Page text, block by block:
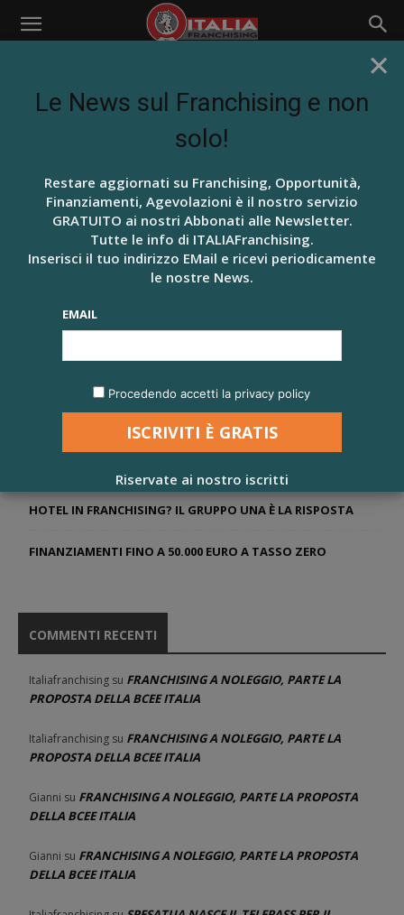
HO.RE.CA. FRANCHISING
BRUTTO ANATROCCOLO
È LA RISPOSTA
4 Marzo 2021
IL TUO FRANCHISING A RATE… DA OGGI SI PUÒ!
ACQUA DELLE MARMORE, PARTE IL PROGETTO NEGOZI
HOTEL IN FRANCHISING? IL GRUPPO UNA È LA RISPOSTA
FINANZIAMENTI FINO A 50.000 EURO A TASSO ZERO
COMMENTI RECENTI
Italiafranchising su FRANCHISING A NOLEGGIO, PARTE LA
PROPOSTA DELLA BCEE ITALIA
Italiafranchising su FRANCHISING A NOLEGGIO, PARTE LA
PROPOSTA DELLA BCEE ITALIA
Gianni su FRANCHISING A NOLEGGIO, PARTE LA PROPOSTA
DELLA BCEE ITALIA
Gianni su FRANCHISING A NOLEGGIO, PARTE LA PROPOSTA
DELLA BCEE ITALIA
×
Le News sul Franchising e non
solo!
Restare aggiornati su Franchising, Opportunità,
Finanziamenti, Agevolazioni è il nostro servizio
GRATUITO ai nostri Abbonati alle Newsletter.
Tutte le info di ITALIAFranchising.
Inserisci il tuo indirizzo EMail e ricevi periodicamente
le nostre News.
EMAIL
Procedendo accetti la privacy policy
Riservate ai nostro iscritti